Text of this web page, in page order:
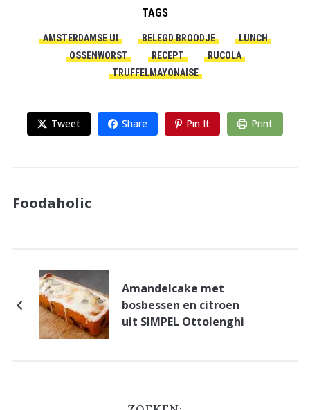
TAGS
AMSTERDAMSE UI BELEGD BROODJE
LUNCH
OSSENWORST
RECEPT
RUCOLA
TRUFFELMAYONAISE
Tweet Share Pin It Print
Foodaholic
Amandelcake met
bosbessen en citroen
uit SIMPEL Ottolenghi